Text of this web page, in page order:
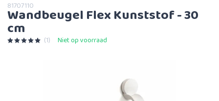
81707110
Wandbeugel Flex Kunststof - 30
cm
(1) Niet op voorraad